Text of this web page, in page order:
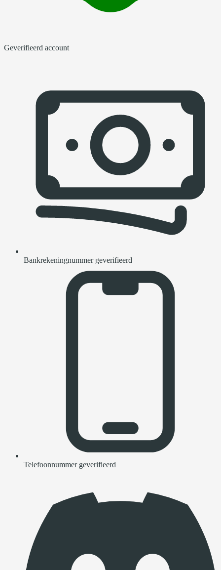
Geverifieerd account
Bankrekeningnummer geverifieerd
Telefoonnummer geverifieerd